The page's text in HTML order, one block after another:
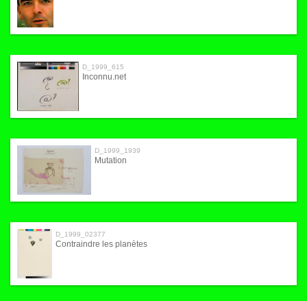
D_1999_615
Inconnu.net
D_1999_1939
Mutation
D_1999_02377
Contraindre les planètes